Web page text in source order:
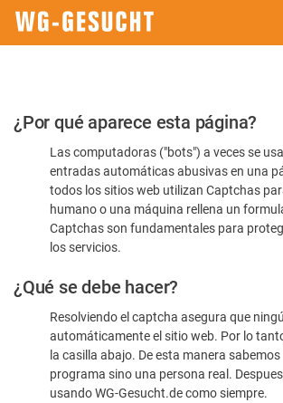
Por
favor,
confirme
humano
¿Por qué aparece esta página?
Las computadoras ("bots") a veces se
entradas automáticas abusivas en una
todos los sitios web utilizan Captchas
humano o una máquina rellena un
Captchas son fundamentales para
los servicios.
¿Qué se debe hacer?
Resolviendo el captcha asegura que
automáticamente el sitio web. Por lo
la casilla abajo. De esta manera sabemos
programa sino una persona real.
usando WG-Gesucht.de como siempre.